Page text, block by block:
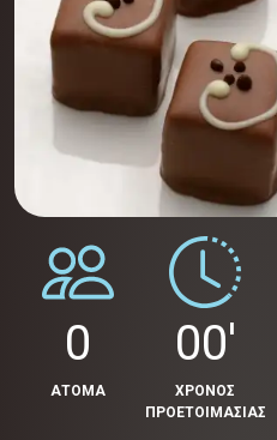
0
ΑΤΟΜΑ
00'
ΧΡΟΝΟΣ
ΠΡΟΕΤΟΙΜΑΣΙΑΣ